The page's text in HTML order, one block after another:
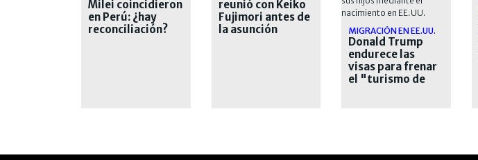
Milei coincidieron
en Perú: ¿hay
reconciliación?
reunió con Keiko
Fujimori antes de
la asunción
MIGRACIÓN EN EE.UU.
Donald Trump
endurece las
visas para frenar
el "turismo de